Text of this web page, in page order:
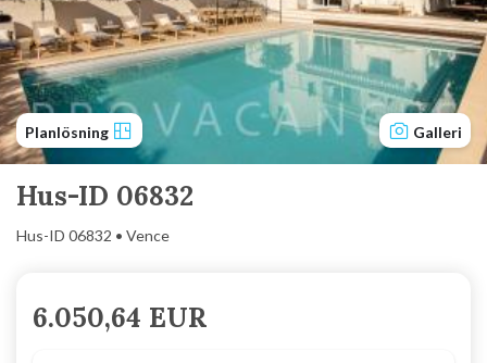
Planlösning Galleri
Hus-ID 06832
Hus-ID 06832 • Vence
6.050,64 EUR